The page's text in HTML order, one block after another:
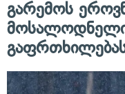
გარემოს
მოსალოდნელი
გაფრთხილებას